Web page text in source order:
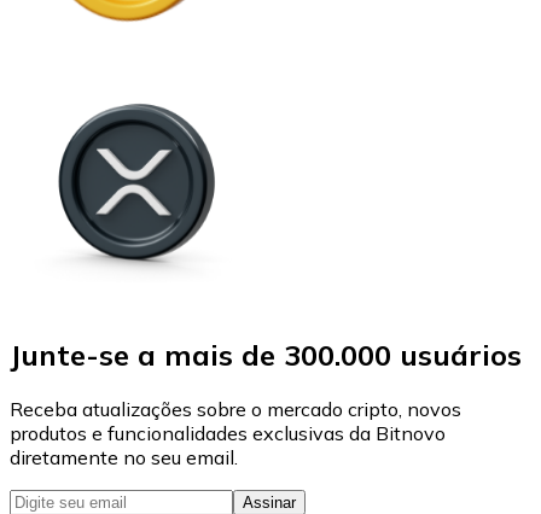
Junte-se a mais de 300.000 usuários
Receba atualizações sobre o mercado cripto, novos
produtos e funcionalidades exclusivas da Bitnovo
diretamente no seu email.
Assinar